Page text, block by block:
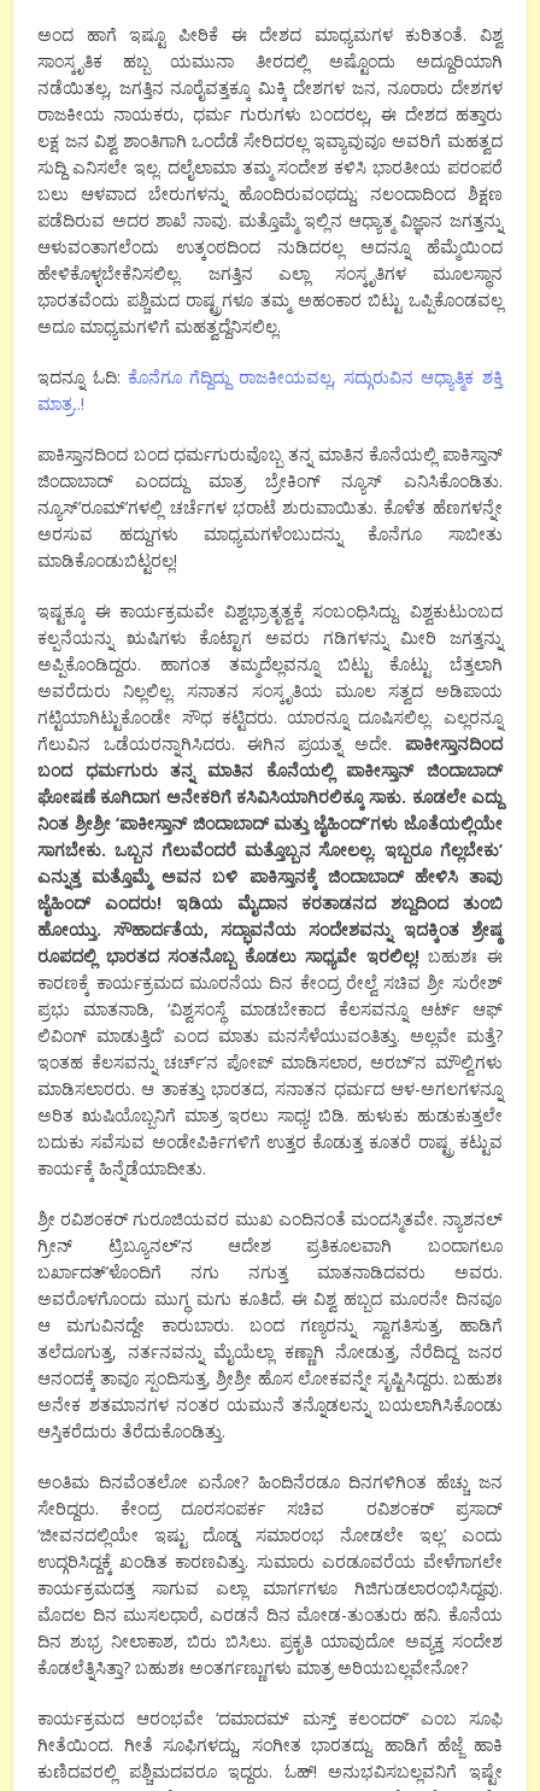
ಅಂದ ಹಾಗೆ ಇಷ್ಟೂ ಪೀಠಿಕೆ ಈ ದೇಶದ ಮಾಧ್ಯಮಗಳ ಕುರಿತಂತೆ. ವಿಶ್ವ
ಸಾಂಸ್ಕೃತಿಕ ಹಬ್ಬ ಯಮುನಾ ತೀರದಲ್ಲಿ ಅಷ್ಟೊಂದು ಅದ್ದೂರಿಯಾಗಿ
ನಡೆಯಿತಲ್ಲ, ಜಗತ್ತಿನ ನೂರೈವತ್ತಕ್ಕೂ ಮಿಕ್ಕಿ ದೇಶಗಳ ಜನ, ನೂರಾರು ದೇಶಗಳ
ರಾಜಕೀಯ ನಾಯಕರು, ಧರ್ಮ ಗುರುಗಳು ಬಂದರಲ್ಲ, ಈ ದೇಶದ ಹತ್ತಾರು
ಲಕ್ಷ ಜನ ವಿಶ್ವ ಶಾಂತಿಗಾಗಿ ಒಂದೆಡೆ ಸೇರಿದರಲ್ಲ ಇವ್ಯಾವುವೂ ಅವರಿಗೆ ಮಹತ್ವದ
ಸುದ್ದಿ ಎನಿಸಲೇ ಇಲ್ಲ. ದಲೈಲಾಮಾ ತಮ್ಮ ಸಂದೇಶ ಕಳಿಸಿ ಭಾರತೀಯ ಪರಂಪರೆ
ಬಲು ಆಳವಾದ ಬೇರುಗಳನ್ನು ಹೊಂದಿರುವಂಥದ್ದು; ನಲಂದಾದಿಂದ ಶಿಕ್ಷಣ
ಪಡೆದಿರುವ ಅದರ ಶಾಖೆ ನಾವು. ಮತ್ತೊಮ್ಮೆ ಇಲ್ಲಿನ ಆಧ್ಯಾತ್ಮ ವಿಜ್ಞಾನ ಜಗತ್ತನ್ನು
ಆಳುವಂತಾಗಲೆಂದು ಉತ್ಕಂಠದಿಂದ ನುಡಿದರಲ್ಲ ಅದನ್ನೂ ಹೆಮ್ಮೆಯಿಂದ
ಹೇಳಿಕೊಳ್ಳಬೇಕೆನಿಸಲಿಲ್ಲ. ಜಗತ್ತಿನ ಎಲ್ಲಾ ಸಂಸ್ಕೃತಿಗಳ ಮೂಲಸ್ಥಾನ
ಭಾರತವೆಂದು ಪಶ್ಚಿಮದ ರಾಷ್ಟ್ರಗಳೂ ತಮ್ಮ ಅಹಂಕಾರ ಬಿಟ್ಟು ಒಪ್ಪಿಕೊಂಡವಲ್ಲ
ಅದೂ ಮಾಧ್ಯಮಗಳಿಗೆ ಮಹತ್ವದ್ದೆನಿಸಲಿಲ್ಲ.
ಇದನ್ನೂ ಓದಿ: ಕೊನೆಗೂ ಗೆದ್ದಿದ್ದು ರಾಜಕೀಯವಲ್ಲ, ಸದ್ಗುರುವಿನ ಆಧ್ಯಾತ್ಮಿಕ ಶಕ್ತಿ
ಮಾತ್ರ..!
ಪಾಕಿಸ್ತಾನದಿಂದ ಬಂದ ಧರ್ಮಗುರುವೊಬ್ಬ ತನ್ನ ಮಾತಿನ ಕೊನೆಯಲ್ಲಿ ಪಾಕಿಸ್ತಾನ್
ಜಿಂದಾಬಾದ್ ಎಂದದ್ದು ಮಾತ್ರ ಬ್ರೇಕಿಂಗ್ ನ್ಯೂಸ್ ಎನಿಸಿಕೊಂಡಿತು.
ನ್ಯೂಸ್’ರೂಮ್’ಗಳಲ್ಲಿ ಚರ್ಚೆಗಳ ಭರಾಟೆ ಶುರುವಾಯಿತು. ಕೊಳೆತ ಹೆಣಗಳನ್ನೇ
ಅರಸುವ ಹದ್ದುಗಳು ಮಾಧ್ಯಮಗಳೆಂಬುದನ್ನು ಕೊನೆಗೂ ಸಾಬೀತು
ಮಾಡಿಕೊಂಡುಬಿಟ್ಟರಲ್ಲ!
ಇಷ್ಟಕ್ಕೂ ಈ ಕಾರ್ಯಕ್ರಮವೇ ವಿಶ್ವಭ್ರಾತೃತ್ವಕ್ಕೆ ಸಂಬಂಧಿಸಿದ್ದು. ವಿಶ್ವಕುಟುಂಬದ
ಕಲ್ಪನೆಯನ್ನು ಋಷಿಗಳು ಕೊಟ್ಟಾಗ ಅವರು ಗಡಿಗಳನ್ನು ಮೀರಿ ಜಗತ್ತನ್ನು
ಅಪ್ಪಿಕೊಂಡಿದ್ದರು. ಹಾಗಂತ ತಮ್ಮದೆಲ್ಲವನ್ನೂ ಬಿಟ್ಟು ಕೊಟ್ಟು ಬೆತ್ತಲಾಗಿ
ಅವರೆದುರು ನಿಲ್ಲಲಿಲ್ಲ. ಸನಾತನ ಸಂಸ್ಕೃತಿಯ ಮೂಲ ಸತ್ವದ ಅಡಿಪಾಯ
ಗಟ್ಟಿಯಾಗಿಟ್ಟುಕೊಂಡೇ ಸೌಧ ಕಟ್ಟಿದರು. ಯಾರನ್ನೂ ದೂಷಿಸಲಿಲ್ಲ. ಎಲ್ಲರನ್ನೂ
ಗೆಲುವಿನ ಒಡೆಯರನ್ನಾಗಿಸಿದರು. ಈಗಿನ ಪ್ರಯತ್ನ ಅದೇ. ಪಾಕೀಸ್ತಾನದಿಂದ
ಬಂದ ಧರ್ಮಗುರು ತನ್ನ ಮಾತಿನ ಕೊನೆಯಲ್ಲಿ ಪಾಕೀಸ್ತಾನ್ ಜಿಂದಾಬಾದ್
ಘೋಷಣೆ ಕೂಗಿದಾಗ ಅನೇಕರಿಗೆ ಕಸಿವಿಸಿಯಾಗಿರಲಿಕ್ಕೂ ಸಾಕು. ಕೂಡಲೇ ಎದ್ದು
ನಿಂತ ಶ್ರೀಶ್ರೀ ‘ಪಾಕೀಸ್ತಾನ್ ಜಿಂದಾಬಾದ್ ಮತ್ತು ಜೈಹಿಂದ್’ಗಳು ಜೊತೆಯಲ್ಲಿಯೇ
ಸಾಗಬೇಕು. ಒಬ್ಬನ ಗೆಲುವೆಂದರೆ ಮತ್ತೊಬ್ಬನ ಸೋಲಲ್ಲ. ಇಬ್ಬರೂ ಗೆಲ್ಲಬೇಕು’
ಎನ್ನುತ್ತ ಮತ್ತೊಮ್ಮೆ ಅವನ ಬಳಿ ಪಾಕಿಸ್ತಾನಕ್ಕೆ ಜಿಂದಾಬಾದ್ ಹೇಳಿಸಿ ತಾವು
ಜೈಹಿಂದ್ ಎಂದರು! ಇಡಿಯ ಮೈದಾನ ಕರತಾಡನದ ಶಬ್ದದಿಂದ ತುಂಬಿ
ಹೋಯ್ತು. ಸೌಹಾರ್ದತೆಯ, ಸದ್ಭಾವನೆಯ ಸಂದೇಶವನ್ನು ಇದಕ್ಕಿಂತ ಶ್ರೇಷ್ಠ
ರೂಪದಲ್ಲಿ ಭಾರತದ ಸಂತನೊಬ್ಬ ಕೊಡಲು ಸಾಧ್ಯವೇ ಇರಲಿಲ್ಲ!ಬಹುಶಃ ಈ
ಕಾರಣಕ್ಕೆ ಕಾರ್ಯಕ್ರಮದ ಮೂರನೆಯ ದಿನ ಕೇಂದ್ರ ರೇಲ್ವೆ ಸಚಿವ ಶ್ರೀ ಸುರೇಶ್
ಪ್ರಭು ಮಾತನಾಡಿ, ‘ವಿಶ್ವಸಂಸ್ಥೆ ಮಾಡಬೇಕಾದ ಕೆಲಸವನ್ನೂ ಆರ್ಟ್ ಆಫ್
ಲಿವಿಂಗ್ ಮಾಡುತ್ತಿದೆ’ ಎಂದ ಮಾತು ಮನಸೆಳೆಯುವಂತಿತ್ತು. ಅಲ್ಲವೇ ಮತ್ತೆ?
ಇಂತಹ ಕೆಲಸವನ್ನು ಚರ್ಚ್’ನ ಪೋಪ್ ಮಾಡಿಸಲಾರ, ಅರಬ್’ನ ಮೌಲ್ವಿಗಳು
ಮಾಡಿಸಲಾರರು. ಆ ತಾಕತ್ತು ಭಾರತದ, ಸನಾತನ ಧರ್ಮದ ಆಳ-ಅಗಲಗಳನ್ನೂ
ಅರಿತ ಋಷಿಯೊಬ್ಬನಿಗೆ ಮಾತ್ರ ಇರಲು ಸಾಧ್ಯ! ಬಿಡಿ. ಹುಳುಕು ಹುಡುಕುತ್ತಲೇ
ಬದುಕು ಸವೆಸುವ ಅಂಡೇಪಿರ್ಕಿಗಳಿಗೆ ಉತ್ತರ ಕೊಡುತ್ತ ಕೂತರೆ ರಾಷ್ಟ್ರ ಕಟ್ಟುವ
ಕಾರ್ಯಕ್ಕೆ ಹಿನ್ನೆಡೆಯಾದೀತು.
ಶ್ರೀ ರವಿಶಂಕರ್ ಗುರೂಜಿಯವರ ಮುಖ ಎಂದಿನಂತೆ ಮಂದಸ್ಮಿತವೇ. ನ್ಯಾಶನಲ್
ಗ್ರೀನ್ ಟ್ರಿಬ್ಯೂನಲ್’ನ ಆದೇಶ ಪ್ರತಿಕೂಲವಾಗಿ ಬಂದಾಗಲೂ
ಬರ್ಖಾದತ್’ಳೊಂದಿಗೆ ನಗು ನಗುತ್ತ ಮಾತನಾಡಿದವರು ಅವರು.
ಅವರೊಳಗೊಂದು ಮುಗ್ಧ ಮಗು ಕೂತಿದೆ. ಈ ವಿಶ್ವ ಹಬ್ಬದ ಮೂರನೇ ದಿನವೂ
ಆ ಮಗುವಿನದ್ದೇ ಕಾರುಬಾರು. ಬಂದ ಗಣ್ಯರನ್ನು ಸ್ವಾಗತಿಸುತ್ತ, ಹಾಡಿಗೆ
ತಲೆದೂಗುತ್ತ, ನರ್ತನವನ್ನು ಮೈಯೆಲ್ಲಾ ಕಣ್ಣಾಗಿ ನೋಡುತ್ತ, ನೆರೆದಿದ್ದ ಜನರ
ಆನಂದಕ್ಕೆ ತಾವೂ ಸ್ಪಂದಿಸುತ್ತ, ಶ್ರೀಶ್ರೀ ಹೊಸ ಲೋಕವನ್ನೇ ಸೃಷ್ಟಿಸಿದ್ದರು. ಬಹುಶಃ
ಅನೇಕ ಶತಮಾನಗಳ ನಂತರ ಯಮುನೆ ತನ್ನೊಡಲನ್ನು ಬಯಲಾಗಿಸಿಕೊಂಡು
ಆಸ್ತಿಕರೆದುರು ತೆರೆದುಕೊಂಡಿತ್ತು.
ಅಂತಿಮ ದಿನವೆಂತಲೋ ಏನೋ? ಹಿಂದಿನೆರಡೂ ದಿನಗಳಿಗಿಂತ ಹೆಚ್ಚು ಜನ
ಸೇರಿದ್ದರು. ಕೇಂದ್ರ ದೂರಸಂಪರ್ಕ ಸಚಿವ ರವಿಶಂಕರ್ ಪ್ರಸಾದ್
‘ಜೀವನದಲ್ಲಿಯೇ ಇಷ್ಟು ದೊಡ್ಡ ಸಮಾರಂಭ ನೋಡಲೇ ಇಲ್ಲ’ ಎಂದು
ಉದ್ಗರಿಸಿದ್ದಕ್ಕೆ ಖಂಡಿತ ಕಾರಣವಿತ್ತು. ಸುಮಾರು ಎರಡೂವರೆಯ ವೇಳೆಗಾಗಲೇ
ಕಾರ್ಯಕ್ರಮದತ್ತ ಸಾಗುವ ಎಲ್ಲಾ ಮಾರ್ಗಗಳೂ ಗಿಜಿಗುಡಲಾರಂಭಿಸಿದ್ದವು.
ಮೊದಲ ದಿನ ಮುಸಲಧಾರೆ, ಎರಡನೆ ದಿನ ಮೋಡ-ತುಂತುರು ಹನಿ. ಕೊನೆಯ
ದಿನ ಶುಭ್ರ ನೀಲಾಕಾಶ, ಬಿರು ಬಿಸಿಲು. ಪ್ರಕೃತಿ ಯಾವುದೋ ಅವ್ಯಕ್ತ ಸಂದೇಶ
ಕೊಡಲೆತ್ನಿಸಿತ್ತಾ? ಬಹುಶಃ ಅಂತರ್ಗಣ್ಣುಗಳು ಮಾತ್ರ ಅರಿಯಬಲ್ಲವೇನೋ?
ಕಾರ್ಯಕ್ರಮದ ಆರಂಭವೇ ‘ದಮಾದಮ್ ಮಸ್ತ್ ಕಲಂದರ್’ ಎಂಬ ಸೂಫಿ
ಗೀತೆಯಿಂದ. ಗೀತೆ ಸೂಫಿಗಳದ್ದು, ಸಂಗೀತ ಭಾರತದ್ದು. ಹಾಡಿಗೆ ಹೆಜ್ಜೆ ಹಾಕಿ
ಕುಣಿದವರಲ್ಲಿ ಪಶ್ಚಿಮದವರೂ ಇದ್ದರು. ಓಹ್! ಅನುಭವಿಸಬಲ್ಲವನಿಗೆ ಇಷ್ಟೇ